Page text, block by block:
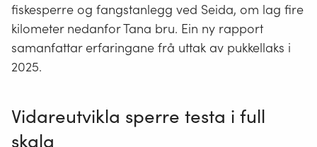
fiskesperre og fangstanlegg ved Seida, om lag fire
kilometer nedanfor Tana bru. Ein ny rapport
samanfattar erfaringane frå uttak av pukkellaks i
2025.
Vidareutvikla sperre testa i full
skala